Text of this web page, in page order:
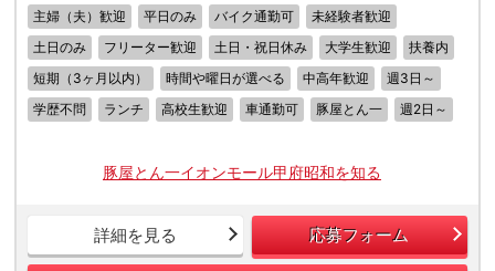
主婦（夫）歓迎
平日のみ バイク通勤可
未経験者歓迎
土日のみ
フリーター歓迎 土日・祝日休み 大学生歓迎
扶養内
短期（3ヶ月以内）
時間や曜日が選べる 中高年歓迎
週3日～
学歴不問
ランチ 高校生歓迎 車通勤可 豚屋とん一 週2日～
豚屋とん一イオンモール甲府昭和を知る
詳細を見る 応募フォーム